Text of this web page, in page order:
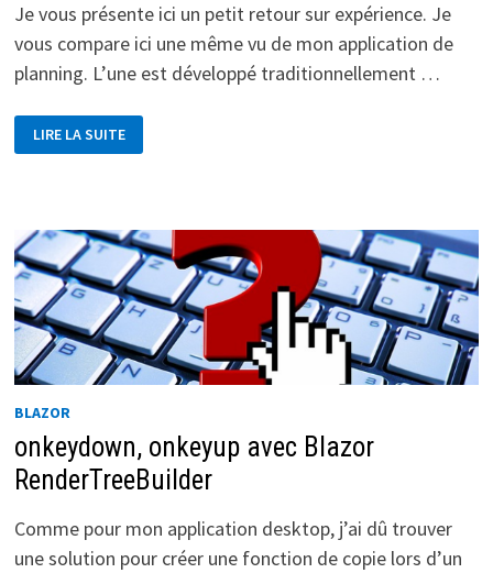
Je vous présente ici un petit retour sur expérience. Je
vous compare ici une même vu de mon application de
planning. L’une est développé traditionnellement …
:
.RAZOR
LIRE LA SUITE
BLAZOR
onkeydown, onkeyup avec Blazor
RenderTreeBuilder
Comme pour mon application desktop, j’ai dû trouver
une solution pour créer une fonction de copie lors d’un